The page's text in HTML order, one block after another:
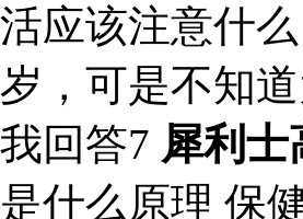
活应该注意什
岁，可是不知
我回答7 犀利士
是什么原理 保